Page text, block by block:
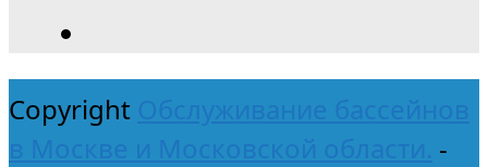
Copyright Обслуживание бассейнов
в Москве и Московской области. -